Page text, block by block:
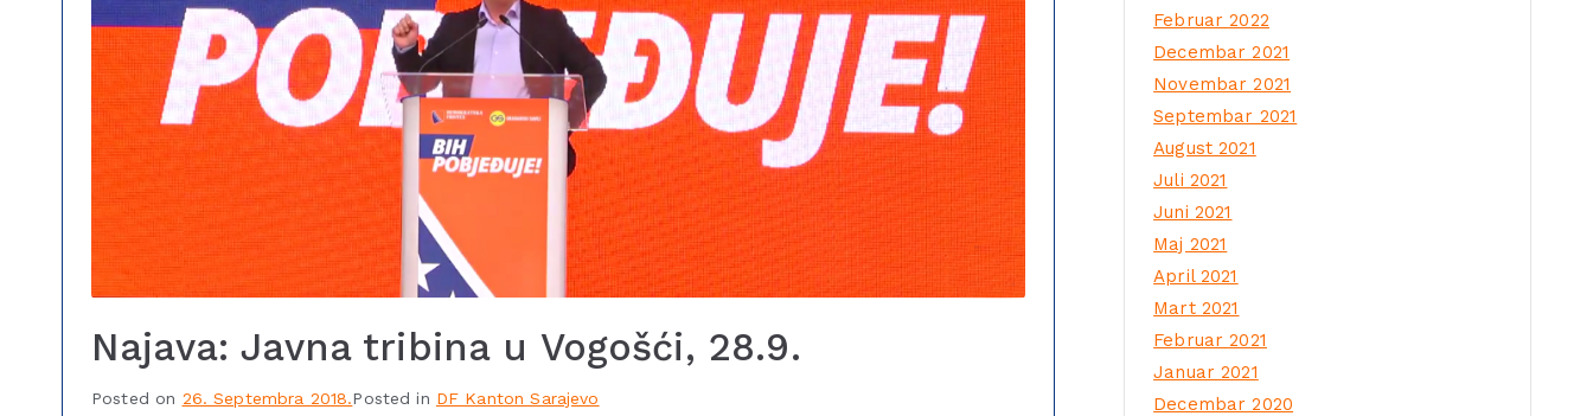
Najava: Javna tribina u Vogošći, 28.9.
Posted on 26. Septembra 2018.Posted in DF Kanton Sarajevo
Februar 2022
Decembar 2021
Novembar 2021
Septembar 2021
August 2021
Juli 2021
Juni 2021
Maj 2021
April 2021
Mart 2021
Februar 2021
Januar 2021
Decembar 2020